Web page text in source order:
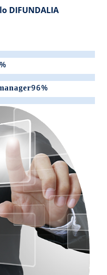
DIFUNDALIA
96%